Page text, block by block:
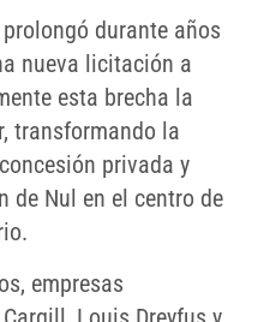
durante años
nueva licitación a
esta brecha la
transformando la
privada y
de Nul en el centro de
empresas